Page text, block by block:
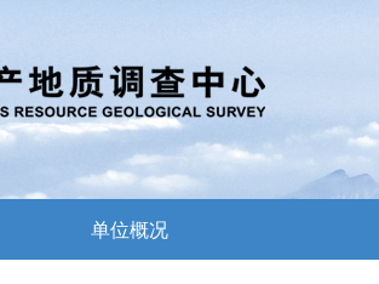
单位概况